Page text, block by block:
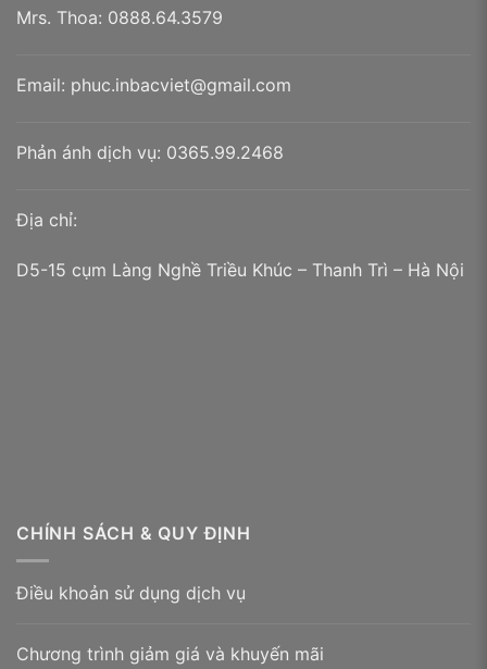
Bao lì xì Tết 2024
Mrs. Thoa: 0888.64.3579
Email: phuc.inbacviet@gmail.com
Phản ánh dịch vụ: 0365.99.2468
Địa chỉ:
D5-15 cụm Làng Nghề Triều Khúc – Thanh Trì – Hà Nội
CHÍNH SÁCH & QUY ĐỊNH
Điều khoản sử dụng dịch vụ
Chương trình giảm giá và khuyến mãi